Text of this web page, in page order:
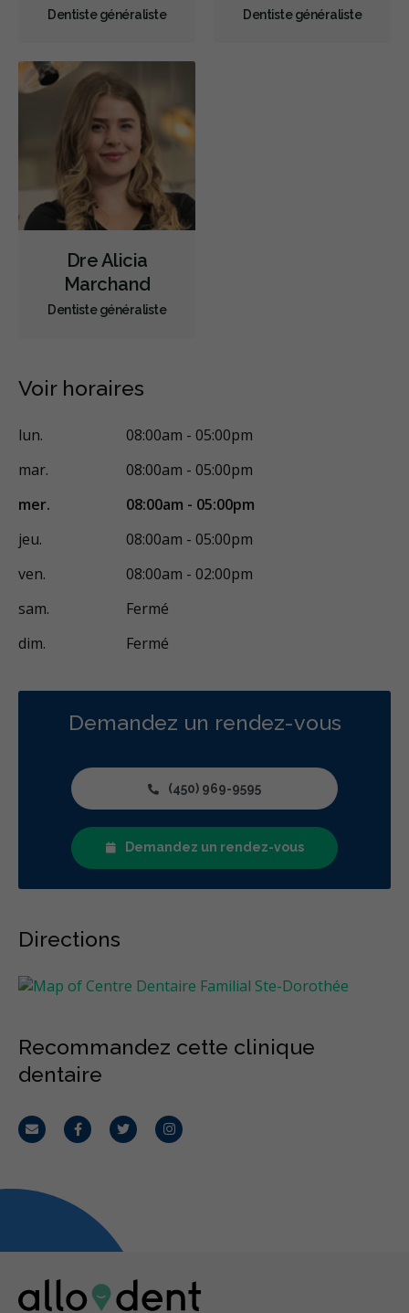
Ablation chirurgicale de Tori
Examens buccaux
Chirurgie endodontique
Reconstruction complète de la bouche
Restaurations le jour-même
Sédation - orale
Anesthésie dent inividuelle (Wand)
Appareils dentaires
Soins dentaires pour enfants
Services esthétiques
Urgences
Endodontie
Moins
Dentiste généraliste Dentiste généraliste
Dre Alicia
Marchand
Dentiste généraliste
Voir horaires
lun.
08:00am - 05:00pm
mar.
08:00am - 05:00pm
mer.
08:00am - 05:00pm
jeu.
08:00am - 05:00pm
ven.
08:00am - 02:00pm
sam.
Fermé
dim.
Fermé
Demandez un rendez-vous
(450) 969-9595
Demandez un rendez-vous
Directions
Recommandez cette clinique
dentaire
CourrielFacebookTwitterInstagram